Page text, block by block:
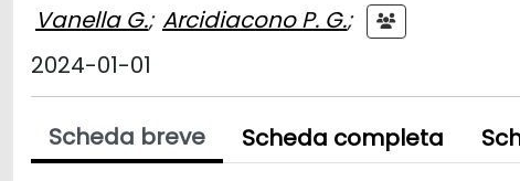
Vanella G.; Arcidiacono P. G.;
2024-01-01
Scheda breve Scheda completa